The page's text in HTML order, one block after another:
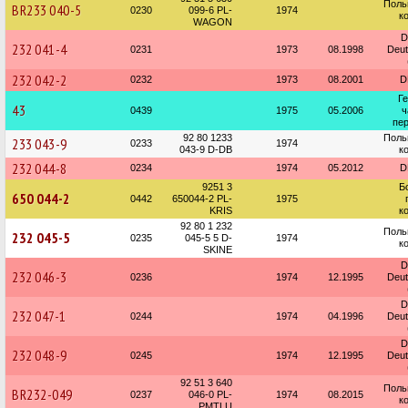
BR233 040-5 0230
099-6 PL-
WAGON
1974
232 041-4 0231 1973 08.1998
232 042-2 0232 1973 08.2001
43 0439 1975 05.2006
233 043-9 0233
92 80 1233
043-9 D-DB
1974
232 044-8 0234 1974 05.2012
650 044-2 0442
9251 3
650044-2 PL-
KRIS
1975
232 045-5 0235
92 80 1 232
045-5 5 D-
SKINE
1974
232 046-3 0236 1974 12.1995
232 047-1 0244 1974 04.1996
232 048-9 0245 1974 12.1995
BR232-049 0237
92 51 3 640
046-0 PL-
1974 08.2015